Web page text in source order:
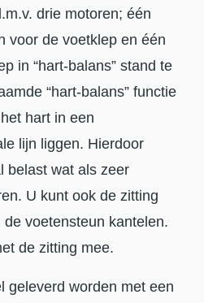
drie motoren; één
voor de voetklep en één
in “hart-balans” stand te
“hart-balans” functie
hart in een
lijn liggen. Hierdoor
belast wat als zeer
U kunt ook de zitting
voetensteun kantelen.
de zitting mee.
geleverd worden met een